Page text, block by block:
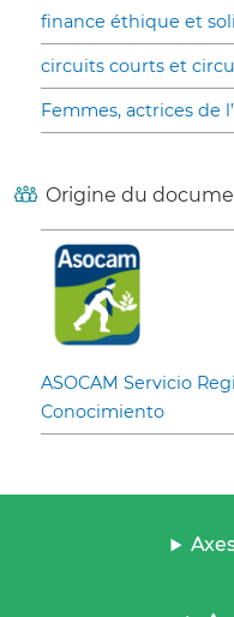
finance éthique et
circuits courts et
Femmes, actrices de
Origine du
ASOCAM Servicio
Conocimiento